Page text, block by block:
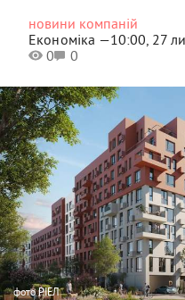
новини компаній
Економіка —10:00, 27
0
0
фотоРІЕЛ